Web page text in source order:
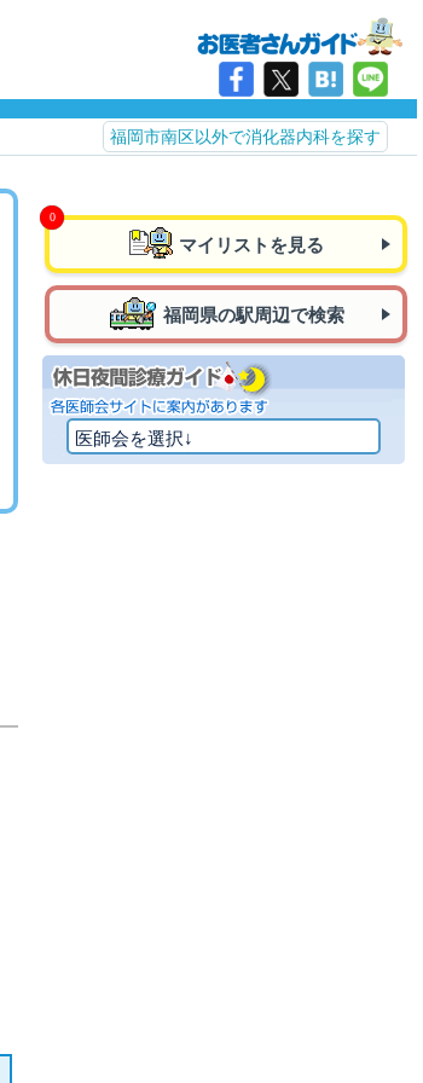
福岡市南区以外で消化器内科を探す
マイリストを見る
福岡県の駅周辺で検索